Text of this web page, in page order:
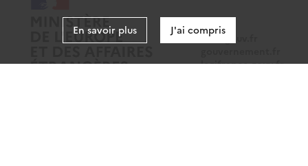
data.gouv.fr
legifrance.gouv.fr
En savoir plus J'ai compris